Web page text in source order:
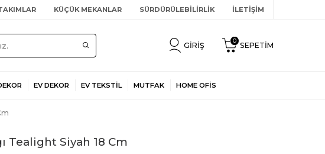
KÜÇÜK MEKANLAR SÜRDÜRÜLEBİLİRLİK İLETİŞİM
GIRIŞ 0 SEPETIM
EV DEKOR EV TEKSTİL MUTFAK HOME OFİS
Tealight Siyah 18 Cm